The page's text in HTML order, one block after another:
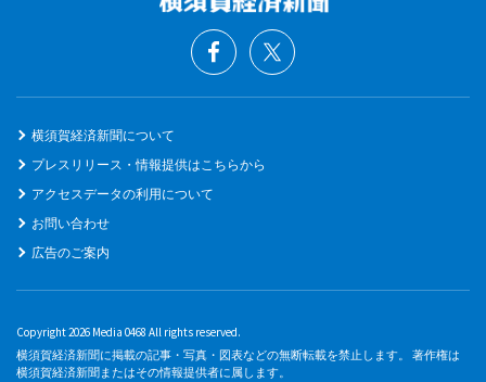
横須賀経済新聞について
プレスリリース・情報提供はこちらから
アクセスデータの利用について
お問い合わせ
広告のご案内
Copyright 2026 Media 0468 All rights reserved.
横須賀経済新聞に掲載の記事・写真・図表などの無断転載を禁止します。 著作権は
横須賀経済新聞またはその情報提供者に属します。